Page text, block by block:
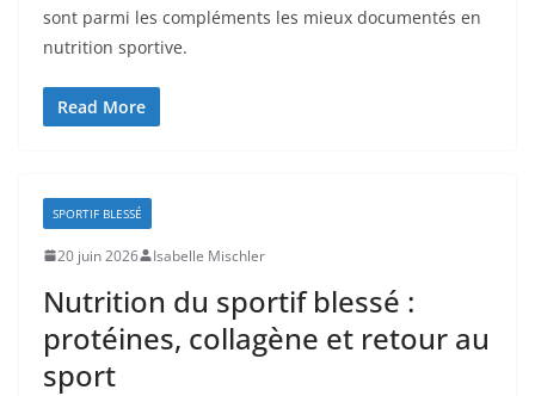
sont parmi les compléments les mieux documentés en
nutrition sportive.
Read More
SPORTIF BLESSÉ
20 juin 2026 Isabelle Mischler
Nutrition du sportif blessé :
protéines, collagène et retour au
sport